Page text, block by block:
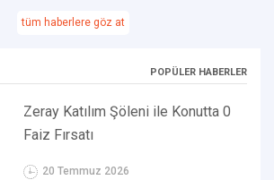
tüm haberlere göz at
POPÜLER HABERLER
Zeray Katılım Şöleni ile Konutta 0
Faiz Fırsatı
20 Temmuz 2026